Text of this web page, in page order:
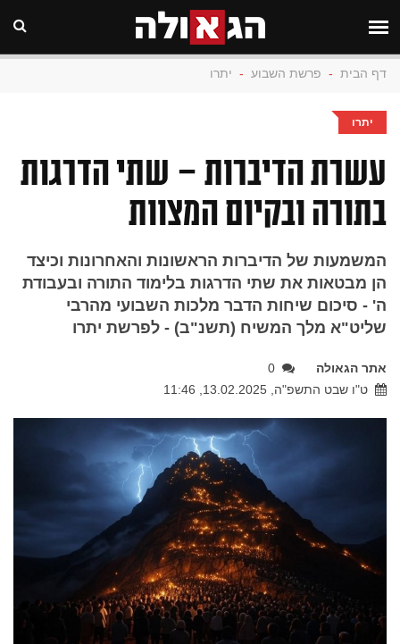
דף הבית - פרשת השבוע - יתרו
יתרו
עשרת הדיברות – שתי הדרגות
בתורה ובקיום המצוות
המשמעות של הדיברות הראשונות והאחרונות וכיצד
הן מבטאות את שתי הדרגות בלימוד התורה ובעבודת
ה' - סיכום שיחות הדבר מלכות השבועי מהרבי
שליט"א מלך המשיח (תשנ"ב) - לפרשת יתרו
אתר הגאולה
0
ט"ו שבט התשפ"ה, 13.02.2025, 11:46